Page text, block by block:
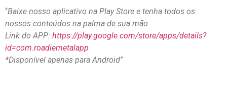
“Baixe nosso aplicativo na Play Store e tenha todos os
nossos conteúdos na palma de sua mão.
Link do APP: https://play.google.com/store/apps/details?
id=com.roadiemetalapp
*Disponível apenas para Android”